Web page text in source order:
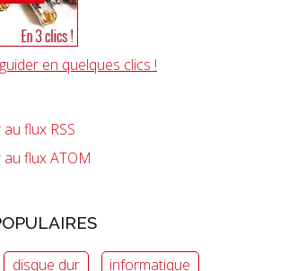
en quelques clics !
flux RSS
flux ATOM
disque dur
informatique